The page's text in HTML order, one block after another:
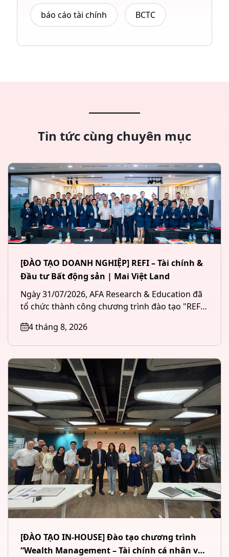
báo cáo tài chính BCTC
Tin tức cùng chuyên mục
[ĐÀO TẠO DOANH NGHIỆP] REFI – Tài chính &
Đầu tư Bất động sản | Mai Việt Land
Ngày 31/07/2026, AFA Research & Education đã
tổ chức thành công chương trình đào tạo "REFI
4 tháng 8, 2026
[ĐÀO TẠO IN-HOUSE] Đào tạo chương trình
“Wealth Management – Tài chính cá nhân và